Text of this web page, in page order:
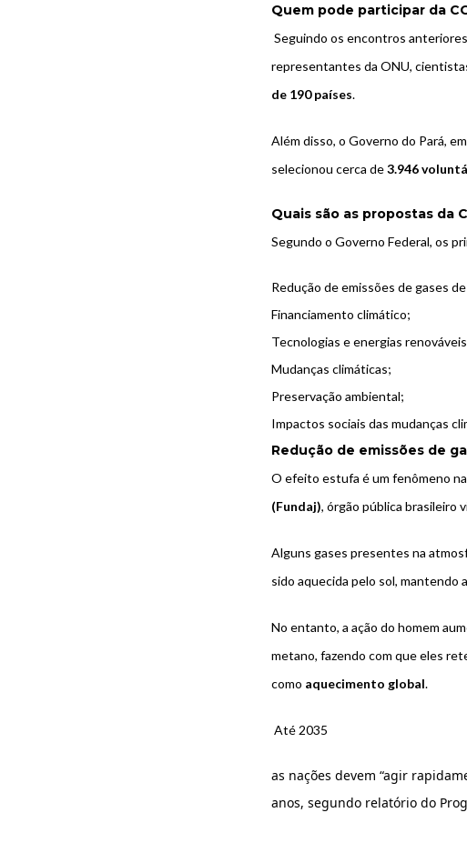
Quem pode participar da
Seguindo os encontros
representantes da ONU,
de 190 países.
Além disso, o Governo do Pará,
selecionou cerca de3.946
Quais são as propostas da
Segundo o Governo Federal, os
Redução de emissões de gases
Financiamento climático;
Tecnologias e energias
Mudanças climáticas;
Preservação ambiental;
Impactos sociais das mudanças
Redução de emissões de
O efeito estufa é um fenômeno
(Fundaj), órgão pública brasileiro
Alguns gases presentes na
sido aquecida pelo sol, mantendo
No entanto, a ação do homem
metano, fazendo com que eles
como aquecimento global.
Até 2035
as nações devem “agir
anos, segundo relatório do